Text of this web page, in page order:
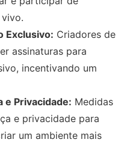
Exclusivo: Criadores de
assinaturas para
incentivando um
e Privacidade: Medidas
e privacidade para
um ambiente mais